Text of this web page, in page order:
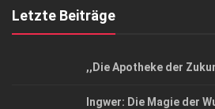
Letzte Beiträge
,,Die Apotheke der
Ingwer: Die Magie der